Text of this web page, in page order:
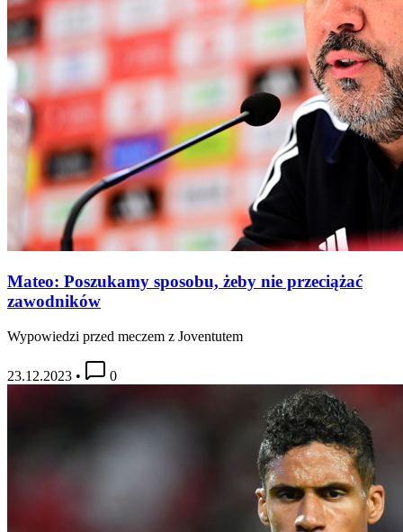
Mateo: Poszukamy sposobu, żeby nie przeciążać
zawodników
Wypowiedzi przed meczem z Joventutem
23.12.2023 • 0